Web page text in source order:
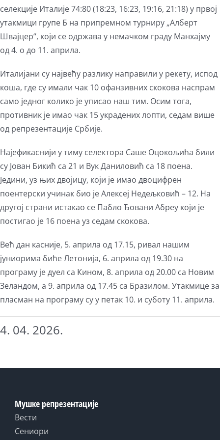
селекције Италије 74:80 (18:23, 16:23, 19:16, 21:18) у првој
утакмици групе Б на припремном турниру „Алберт
Швајцер“, који се одржава у немачком граду Манхајму
од 4. о до 11. априла.
Италијани су највећу разлику направили у рекету, испод
коша, где су имали чак 10 офанзивних скокова наспрам
само једног колико је уписао наш тим. Осим тога,
противник је имао чак 15 украдених лопти, седам више
од репрезентације Србије.
Најефикаснији у тиму селектора Саше Оцокољића били
су Јован Бикић са 21 и Вук Даниловић са 18 поена.
Једини, уз њих двојицу, који је имао двоцифрен
поентерски учинак био је Алексеј Недељковић – 12. На
другој страни истакао се Пабло Ђовани Абреу који је
постигао је 16 поена уз седам скокова.
Већ дан касније, 5. априла од 17.15, ривал нашим
јуниорима биће Летонија, 6. априла од 19.30 на
програму је дуел са Кином, 8. априла од 20.00 са Новим
Зеландом, а 9. априла од 17.45 са Бразилом. Утакмице за
пласман на програму су у петак 10. и суботу 11. априла.
4. 04. 2026.
Мушке репрезентације
Вести
Сениори